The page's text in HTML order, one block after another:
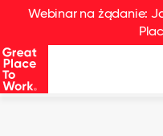
Webinar na żądanie: